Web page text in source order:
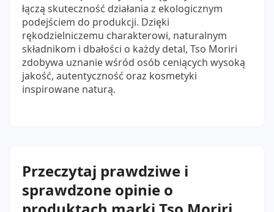
łączą skuteczność działania z ekologicznym
podejściem do produkcji. Dzięki
rękodzielniczemu charakterowi, naturalnym
składnikom i dbałości o każdy detal, Tso Moriri
zdobywa uznanie wśród osób ceniących wysoką
jakość, autentyczność oraz kosmetyki
inspirowane naturą.
Przeczytaj prawdziwe i
sprawdzone opinie o